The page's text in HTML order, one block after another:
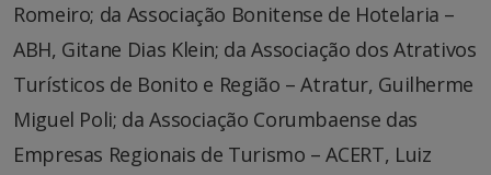
Romeiro; da Associação Bonitense de Hotelaria –
ABH, Gitane Dias Klein; da Associação dos Atrativos
Turísticos de Bonito e Região – Atratur, Guilherme
Miguel Poli; da Associação Corumbaense das
Empresas Regionais de Turismo – ACERT, Luiz